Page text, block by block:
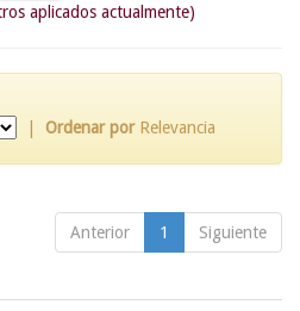
aplicados actualmente)
Ordenar por Relevancia
Anterior 1 Siguiente